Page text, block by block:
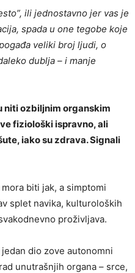
ili jednostavno jer vas je
spada u one tegobe koje
veliki broj ljudi, o
dublja – i manje
niti ozbiljnim organskim
fiziološki ispravno, ali
iako su zdrava. Signali
biti jak, a simptomi
splet navika, kulturoloških
proživljava.
dio zove autonomni
unutrašnjih organa – srce,